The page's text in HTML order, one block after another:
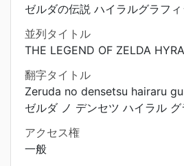
ゼルダの伝説 ハイラルグラフィ
並列タイトル
THE LEGEND OF ZELDA
翻字タイトル
Zeruda no densetsu hairaru
ゼルダ ノ デンセツ ハイラル グ
アクセス権
一般